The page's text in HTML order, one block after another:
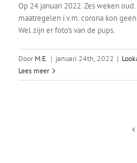
Op 24 januari 2022. Zes weken
maatregelen i.v.m. corona kon
Wel zijn er foto's van de pups.
Door M.E. | januari 24th, 2022 |
Lees meer